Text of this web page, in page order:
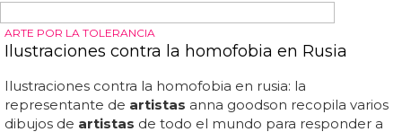
confirman lo inevitable: 'love the 90's' vuelve en 2018 con
nuevosartistas... sin duda uno de los festivales musicales
festival que reunía a míticosartistas dance de los años
90 y que ha estado en madrid, barcelona o mallorca con
un gran éxito gracias...